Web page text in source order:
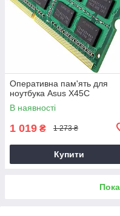
Оперативна пам'ять для
ноутбука Asus X45C
В наявності
1 019 ₴ 1 273 ₴
Купити